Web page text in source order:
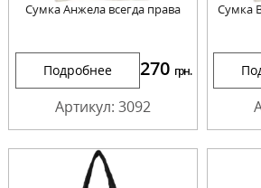
Сумка Анжела всегда права
Подробнее 270 грн.
Артикул: 3092
Сумка